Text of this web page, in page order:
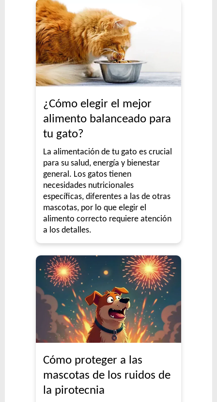
¿Cómo elegir el mejor
alimento balanceado para
tu gato?
La alimentación de tu gato es crucial
para su salud, energía y bienestar
general. Los gatos tienen
necesidades nutricionales
específicas, diferentes a las de otras
mascotas, por lo que elegir el
alimento correcto requiere atención
a los detalles.
Cómo proteger a las
mascotas de los ruidos de
la pirotecnia